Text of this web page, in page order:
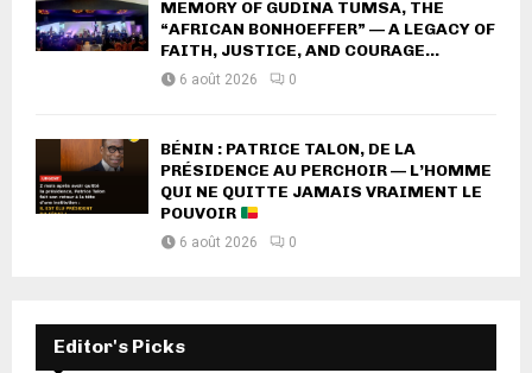
MEMORY OF GUDINA TUMSA, THE
“AFRICAN BONHOEFFER” — A LEGACY OF
FAITH, JUSTICE, AND COURAGE...
6 août 2026 0
BÉNIN : PATRICE TALON, DE LA
PRÉSIDENCE AU PERCHOIR — L’HOMME
QUI NE QUITTE JAMAIS VRAIMENT LE
POUVOIR
6 août 2026 0
Editor's Picks